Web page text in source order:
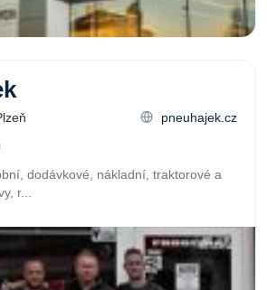
pneuhajek.cz
dodávkové, nákladní, traktorové a
r...